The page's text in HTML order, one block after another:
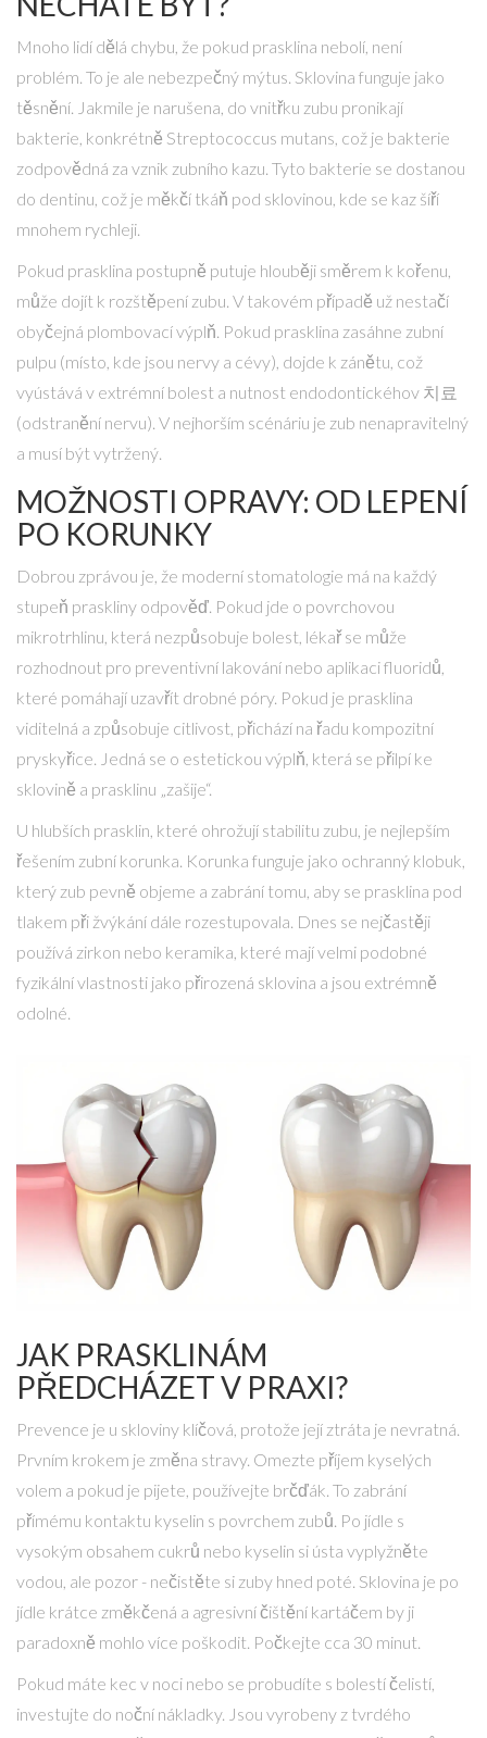
Mnoho lidí dělá chybu, že pokud prasklina nebolí, není
problém. To je ale nebezpečný mýtus. Sklovina funguje jako
těsnění. Jakmile je narušena, do vnitřku zubu pronikají
bakterie, konkrétně Streptococcus mutans , což je bakterie
zodpovědná za vznik zubního kazu. Tyto bakterie se dostanou
do dentinu , což je měkčí tkáň pod sklovinou, kde se kaz šíří
mnohem rychleji.
Pokud prasklina postupně putuje hlouběji směrem k kořenu,
může dojít k rozštěpení zubu. V takovém případě už nestačí
obyčejná plombovací výplň. Pokud prasklina zasáhne zubní
pulpu (místo, kde jsou nervy a cévy), dojde k zánětu, což
vyústává v extrémní bolest a nutnost endodontickéhov 치료
(odstranění nervu). V nejhorším scénáriu je zub nenapravitelný
a musí být vytržený.
MOŽNOSTI OPRAVY: OD LEPENÍ
PO KORUNKY
Dobrou zprávou je, že moderní stomatologie má na každý
stupeň praskliny odpověď. Pokud jde o povrchovou
mikrotrhlinu, která nezpůsobuje bolest, lékař se může
rozhodnout pro preventivní lakování nebo aplikaci fluoridů,
které pomáhají uzavřít drobné póry. Pokud je prasklina
viditelná a způsobuje citlivost, přichází na řadu kompozitní
pryskyřice. Jedná se o estetickou výplň, která se přilpí ke
sklovině a prasklinu „zašije“.
U hlubších prasklin, které ohrožují stabilitu zubu, je nejlepším
řešením zubní korunka. Korunka funguje jako ochranný klobuk,
který zub pevně objeme a zabrání tomu, aby se prasklina pod
tlakem při žvýkání dále rozestupovala. Dnes se nejčastěji
používá zirkon nebo keramika, které mají velmi podobné
fyzikální vlastnosti jako přirozená sklovina a jsou extrémně
odolné.
JAK PRASKLINÁM
PŘEDCHÁZET V PRAXI?
Prevence je u skloviny klíčová, protože její ztráta je nevratná.
Prvním krokem je změna stravy. Omezte příjem kyselých
volem a pokud je pijete, používejte brčďák. To zabrání
přímému kontaktu kyselin s povrchem zubů. Po jídle s
vysokým obsahem cukrů nebo kyselin si ústa vyplyžněte
vodou, ale pozor - nečistěte si zuby hned poté. Sklovina je po
jídle krátce změkčená a agresivní čištění kartáčem by ji
paradoxně mohlo více poškodit. Počkejte cca 30 minut.
Pokud máte kec v noci nebo se probudíte s bolestí čelistí,
investujte do noční nákladky. Jsou vyrobeny z tvrdého